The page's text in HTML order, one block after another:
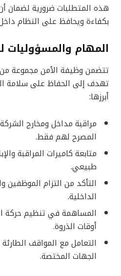
هذه المتطلبات ضرورية لضمان
بكفاءة ويحافظ على النظام
المهام والمسؤوليات
تتضمن وظيفة الأمن مجموعة من
تهدف إلى الحفاظ على سلامة
أبرزها:
مراقبة مداخل ومخارج
المصرح لهم فقط.
متابعة كاميرات المراقبة
طبيعي.
التأكد من التزام الموظفين
الداخلية.
المساهمة في تنظيم حركة
أوقات الذروة.
التعامل مع المواقف
الجهات المختصة.